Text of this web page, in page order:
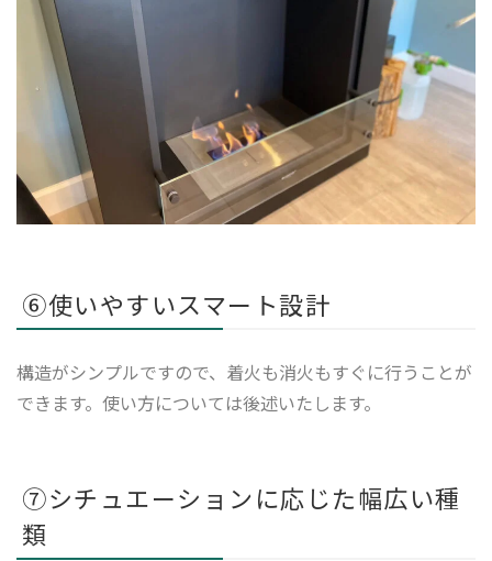
⑥使いやすいスマート設計
構造がシンプルですので、着火も消火もすぐに行うことが
できます。使い方については後述いたします。
⑦シチュエーションに応じた幅広い種
類